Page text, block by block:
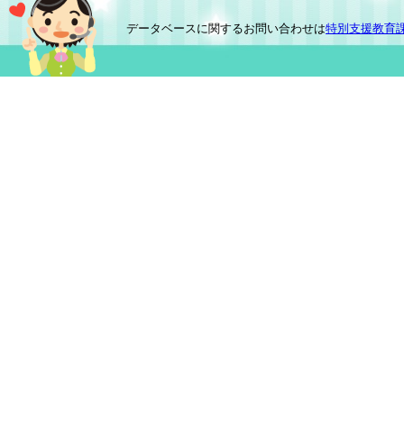
データベースに関するお問い合わせは特別支援教育